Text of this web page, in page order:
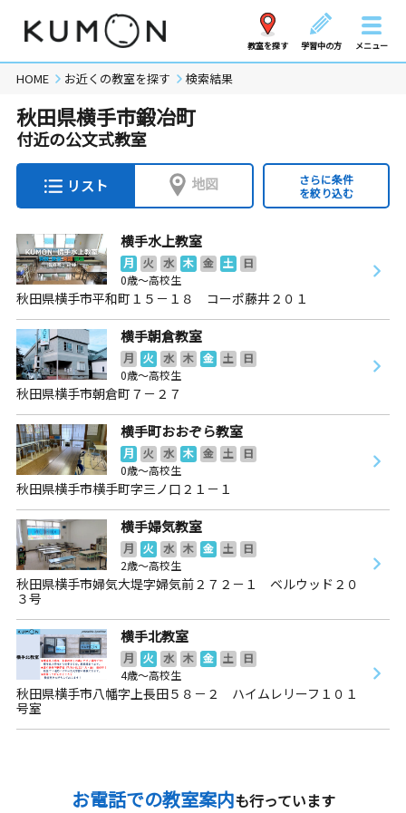
教室を探す 学習中の方 メニュー
HOME お近くの教室を探す 検索結果
秋田県横手市鍛冶町
付近の公文式教室
リスト 地図
さらに条件
を絞り込む
横手水上教室
月 火 水 木 金 土
日
0歳～高校生
秋田県横手市平和町１５－１８ コーポ藤井２０１
横手朝倉教室
月 火 水 木 金 土
日
0歳～高校生
秋田県横手市朝倉町７－２７
横手町おおぞら教室
月 火 水 木 金 土
日
0歳～高校生
秋田県横手市横手町字三ノ口２１－１
横手婦気教室
月 火 水 木 金 土
日
2歳～高校生
秋田県横手市婦気大堤字婦気前２７２－１ ベルウッド２０
３号
横手北教室
月 火 水 木 金 土
日
4歳～高校生
秋田県横手市八幡字上長田５８－２ ハイムレリーフ１０１
号室
お電話での教室案内も行っています